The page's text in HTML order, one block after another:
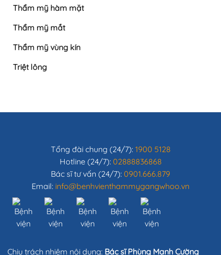
Thẩm mỹ hàm mặt
Thẩm mỹ mắt
Thẩm mỹ vùng kín
Triệt lông
Tổng đài chung (24/7): 1900 5128
Hotline (24/7): 02888836868
Bác sĩ tư vấn (24/7): 0901.666.879
Email: info@benhvienthammygangwhoo.vn
Chịu trách nhiệm nội dung: Bác sĩ Phùng Mạnh Cường